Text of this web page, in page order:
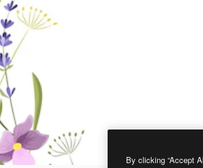
By clicking “Accept